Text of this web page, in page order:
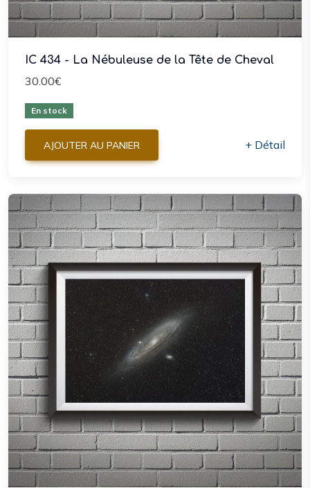
IC 434 - La Nébuleuse de la Tête de Cheval
30.00€
En stock
AJOUTER AU PANIER + Détail